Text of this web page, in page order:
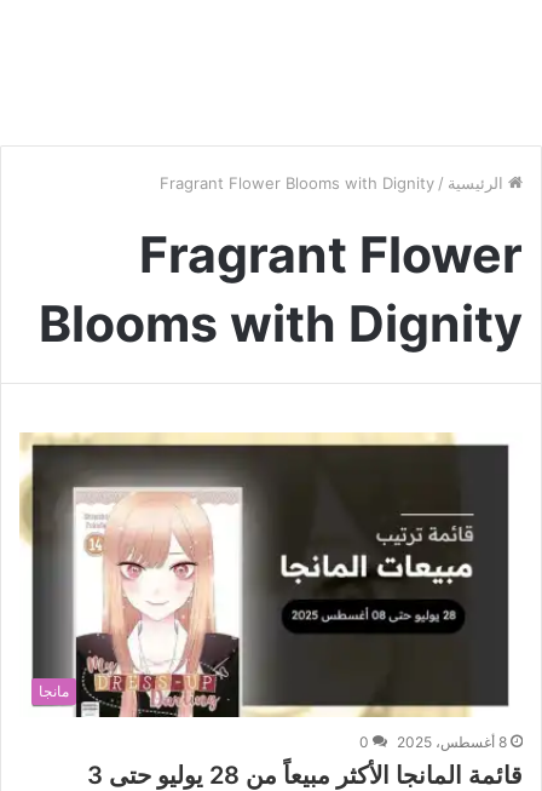
الرئيسية /
Fragrant Flower Blooms with Dignity
Fragrant Flower
Blooms with Dignity
مانجا
8 أغسطس، 2025 0
قائمة المانجا الأكثر مبيعاً من 28 يوليو حتى 3